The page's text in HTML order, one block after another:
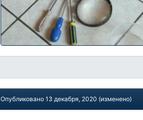
Опубликовано13 декабря, 2020 (изменено)